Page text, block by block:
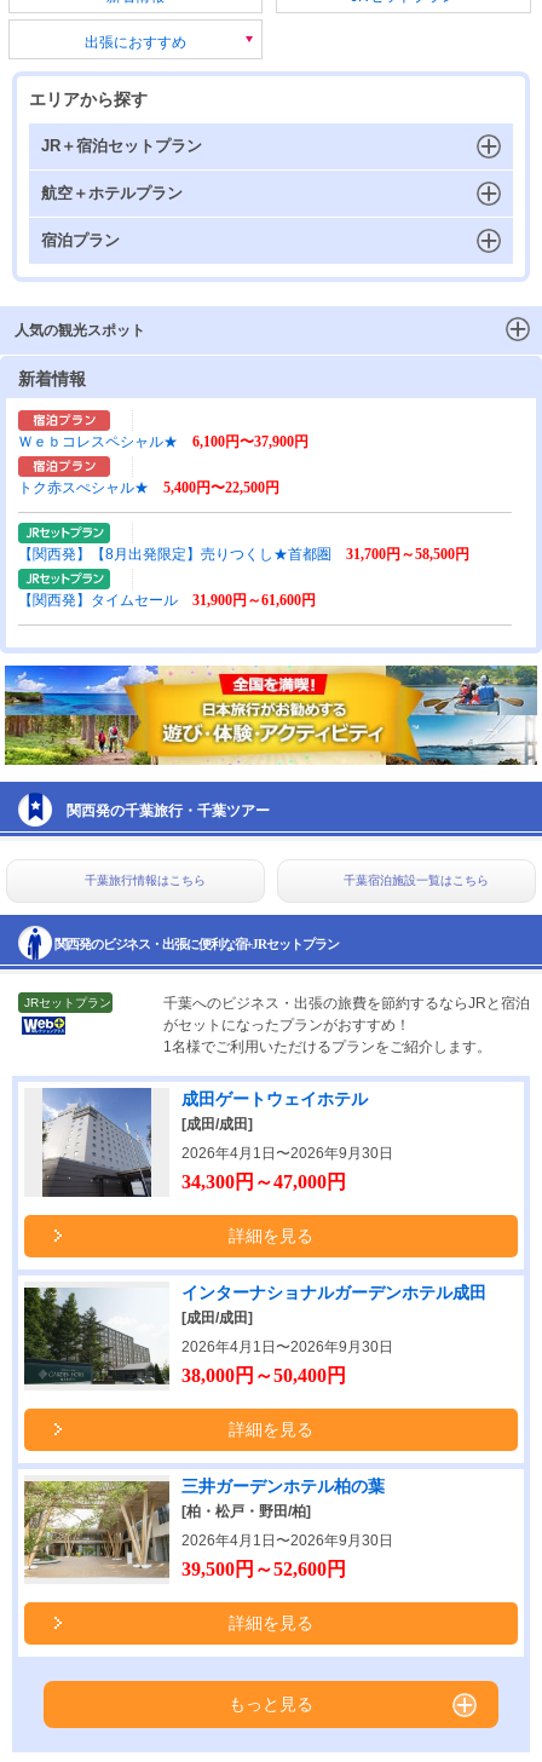
出張におすすめ
エリアから探す
JR＋宿泊セットプラン
航空＋ホテルプラン
宿泊プラン
人気の観光スポット
新着情報
Ｗｅｂコレスペシャル★ 6,100円〜37,900円
トク赤スぺシャル★ 5,400円〜22,500円
【関西発】【8月出発限定】売りつくし★首都圏 31,700円～58,500円
【関西発】タイムセール 31,900円～61,600円
関西発の千葉旅行・千葉ツアー
千葉旅行情報はこちら 千葉宿泊施設一覧はこちら
関西発のビジネス・出張に便利な宿+JRセットプラン
JRセットプラン
千葉へのビジネス・出張の旅費を節約するならJRと宿泊
がセットになったプランがおすすめ！
1名様でご利用いただけるプランをご紹介します。
成田ゲートウェイホテル
[成田/成田]
2026年4月1日〜2026年9月30日
34,300円～47,000円
詳細を見る
インターナショナルガーデンホテル成田
[成田/成田]
2026年4月1日〜2026年9月30日
38,000円～50,400円
詳細を見る
三井ガーデンホテル柏の葉
[柏・松戸・野田/柏]
2026年4月1日〜2026年9月30日
39,500円～52,600円
詳細を見る
もっと見る